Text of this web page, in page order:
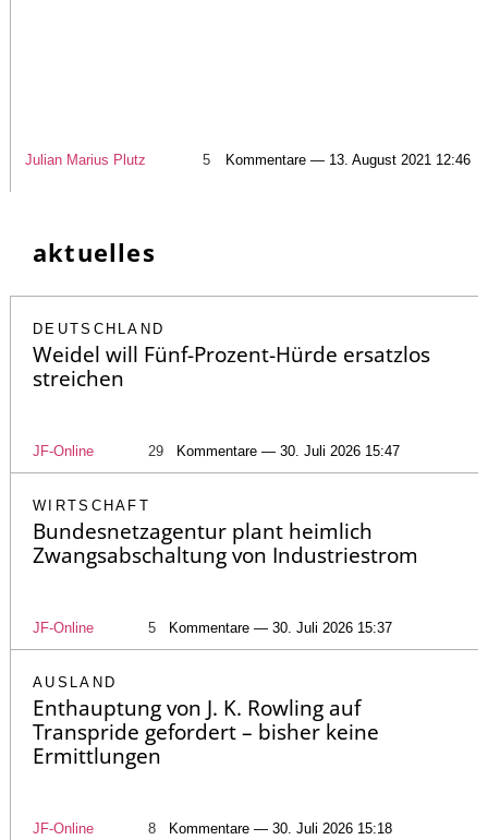
Julian Marius Plutz 5 Kommentare — 13. August 2021 12:46
aktuelles
DEUTSCHLAND
Weidel will Fünf-Prozent-Hürde ersatzlos
streichen
JF-Online 29 Kommentare — 30. Juli 2026 15:47
WIRTSCHAFT
Bundesnetzagentur plant heimlich
Zwangsabschaltung von Industriestrom
JF-Online 5 Kommentare — 30. Juli 2026 15:37
AUSLAND
Enthauptung von J. K. Rowling auf
Transpride gefordert – bisher keine
Ermittlungen
JF-Online 8 Kommentare — 30. Juli 2026 15:18